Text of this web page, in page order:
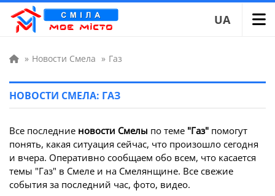
UA
» Новости Смела » Газ
НОВОСТИ СМЕЛА: ГАЗ
Все последние новости Смелы по теме "Газ" помогут
понять, какая ситуация сейчас, что произошло сегодня
и вчера. Оперативно сообщаем обо всем, что касается
темы "Газ" в Смеле и на Смелянщине. Все свежие
события за последний час, фото, видео.